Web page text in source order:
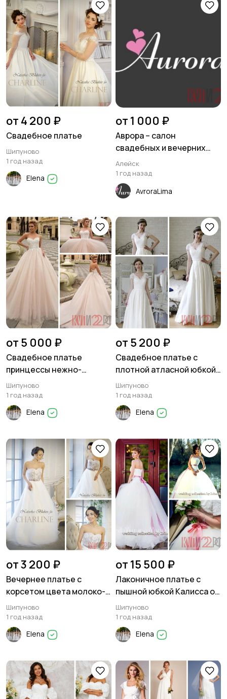
от 4 200 ₽
Свадебное платье
Шипуново
1 год назад
Elena
от 1 000 ₽
Аврора – салон
свадебных и вечерних
платьев.
Алейск
1 год назад
AvroraLima
от 5 000 ₽
Свадебное платье
принцессы нежно-
розового цвета со
шлейфом
Шипуново
1 год назад
Elena
от 5 200 ₽
Свадебное платье с
плотной атласной юбкой
и нежным кружевным
лифом.
Шипуново
1 год назад
Elena
от 3 200 ₽
Вечернее платье с
корсетом цвета молоко-
пыльная роза
Шипуново
1 год назад
Elena
от 15 500 ₽
Лаконичное платье с
пышной юбкой Калисса от
известного российского
диз
Шипуново
1 год назад
Elena